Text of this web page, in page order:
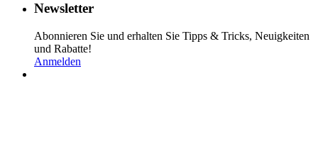
Newsletter
Abonnieren Sie und erhalten Sie Tipps & Tricks, Neuigkeiten
und Rabatte!
Anmelden